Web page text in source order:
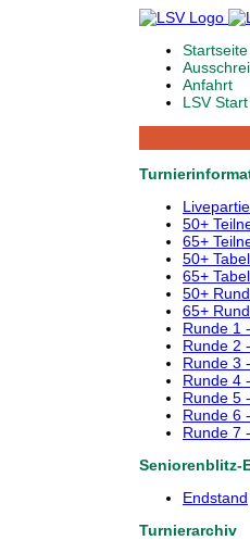
Startseite
Anfahrt
LSV Start
50+
65+
50+
65+
50+
65+
Runde 1
Runde 2
Runde 3
Runde 4
Runde 5
Runde 6
Runde 7
Seniorenblitz-
Endstand
Turnierarchiv